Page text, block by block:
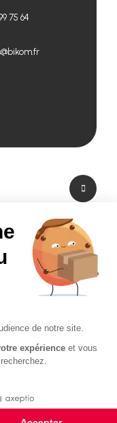
75 64
modulaire, Bikom est situé
de Paris La Défense,
une large gamme
la fabrication en passant
efficacement